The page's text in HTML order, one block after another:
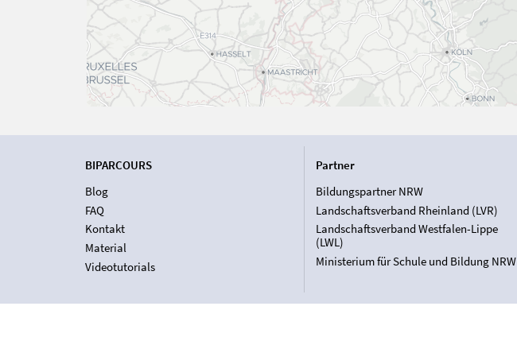
BIPARCOURS
Blog
FAQ
Kontakt
Material
Videotutorials
Partner
Bildungspartner NRW
Landschaftsverband Rheinland (LVR)
Landschaftsverband Westfalen-Lippe
(LWL)
Ministerium für Schule und Bildung NRW